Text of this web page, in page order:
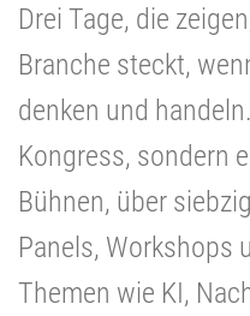
Drei Tage, die
Branche steckt,
denken und
Kongress, sondern
Bühnen, über
Panels, Workshops
Themen wie KI,